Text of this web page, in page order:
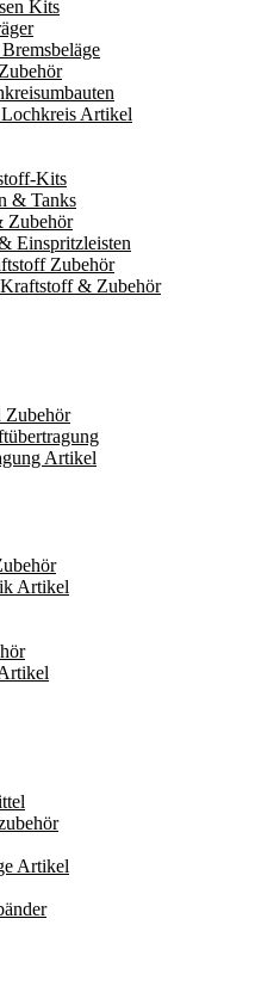
Kits
Artikel
Kits
& Tanks
Zubehör
Einspritzleisten
Zubehör
& Zubehör
Zubehör
Artikel
Artikel
Artikel